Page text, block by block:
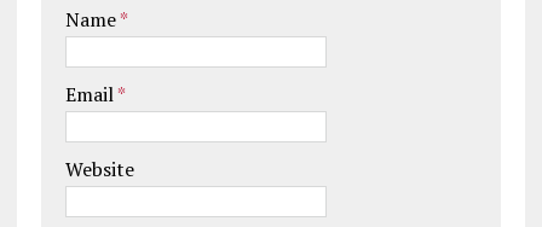
Name*
Email*
Website